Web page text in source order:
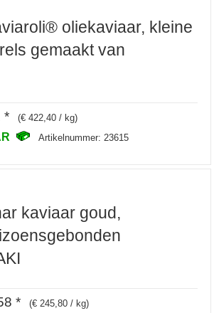
oliekaviaar, kleine
gemaakt van
* (€ 422,40 / kg)
Artikelnummer: 23615
kaviaar goud,
* (€ 245,80 / kg)